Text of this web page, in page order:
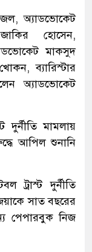
অ্যাডভোকেট
হোসেন,
মাকসুদ
ব্যারিস্টার
অ্যাডভোকেট
দুর্নীতি মামলায়
আপিল শুনানি
ট্রাস্ট দুর্নীতি
সাত বছরের
পেপারবুক নিজ